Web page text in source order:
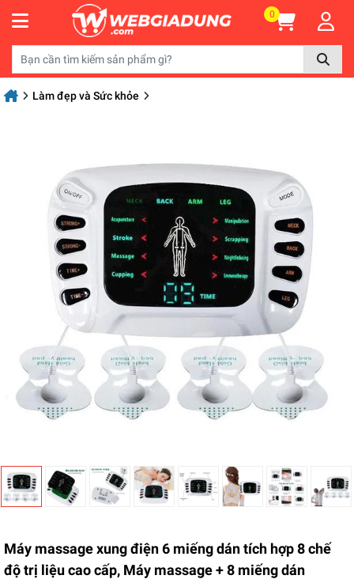
0
Làm đẹp và Sức khỏe
Máy massage xung điện 6 miếng dán tích hợp 8 chế
độ trị liệu cao cấp, Máy massage + 8 miếng dán